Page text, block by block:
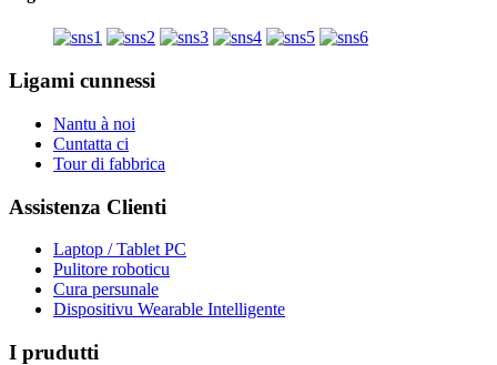
Ligami cunnessi
Nantu à noi
Cuntatta ci
Tour di fabbrica
Assistenza Clienti
Laptop / Tablet PC
Pulitore roboticu
Cura persunale
Dispositivu Wearable Intelligente
I prudutti